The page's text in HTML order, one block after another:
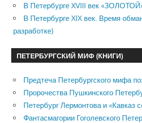
В Петербурге XVIII век
В Петербурге XIX век. Время
разработке)
ПЕТЕРБУРГСКИЙ МИФ (КНИГИ)
Предтеча Петербургского мифа
Пророчества Пушкинского
Петербург Лермонтова и «Кавказ
Фантасмагории Гоголевского